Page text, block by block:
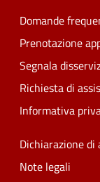
Domande
Prenotazione
Segnala
Richiesta di
Informativa
Dichiarazione di
Note legali